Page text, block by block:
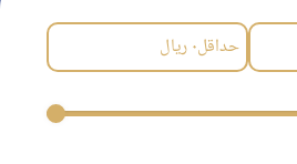
حداقل۰ریال